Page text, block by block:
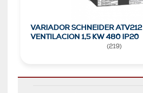
VARIADOR SCHNEIDER
VENTILACION 1,5 KW 480 IP20
(219)